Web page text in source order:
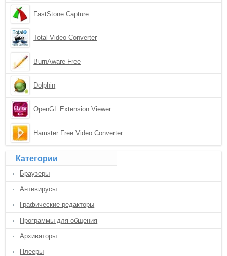
FastStone Capture
Total Video Converter
BurnAware Free
Dolphin
OpenGL Extension Viewer
Hamster Free Video Converter
Категории
Браузеры
Антивирусы
Графические редакторы
Программы для общения
Архиваторы
Плееры